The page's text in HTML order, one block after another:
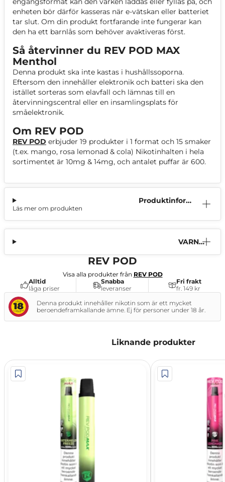
enheten bör därför kasseras när e-vätskan eller batteriet
tar slut. Om din produkt fortfarande inte fungerar kan
den ha ett barnlås som behöver avaktiveras först.
Så återvinner du REV POD MAX
Menthol
Denna produkt ska inte kastas i hushållssoporna.
Eftersom den innehåller elektronik och batteri ska den
istället sorteras som elavfall och lämnas till en
återvinningscentral eller en insamlingsplats för
småelektronik.
Om REV POD
REV POD erbjuder 19 produkter i 1 format och 15 smaker
(t.ex. mango, rosa lemonad & cola) Nikotinhalten i hela
sortimentet är 10mg & 14mg, och antalet puffar är 600.
Produktinform
Läs mer om produkten
VARNI
REV POD
Visa alla produkter från REV POD
Alltid
låga priser
Snabba
leveranser
Fri frakt
fr. 149 kr
Denna produkt innehåller nikotin som är ett mycket
beroendeframkallande ämne. Ej för personer under 18 år.
Liknande produkter